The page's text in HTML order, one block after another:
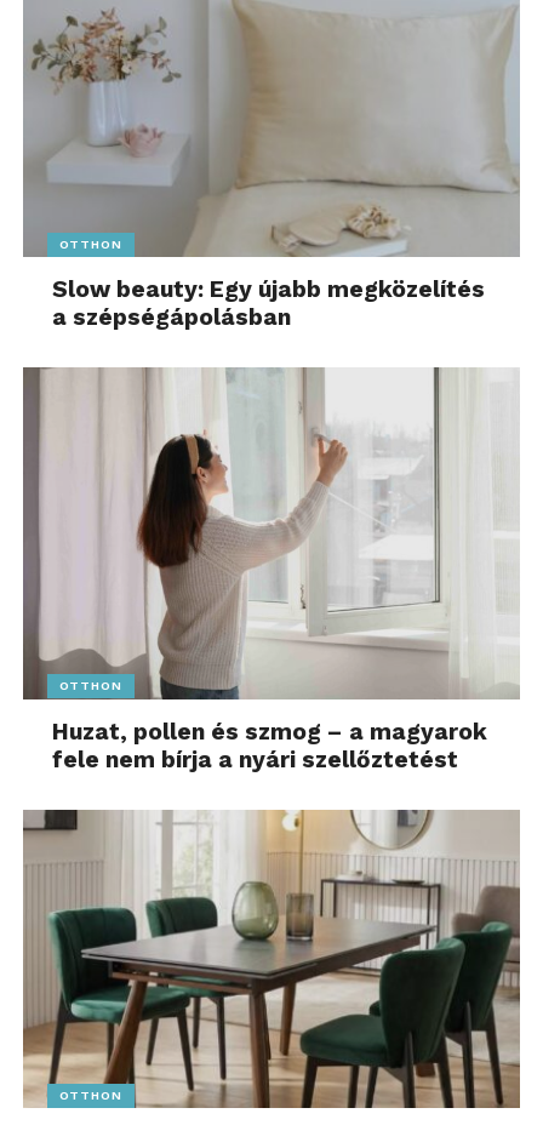
OTTHON
Slow beauty: Egy újabb megközelítés
a szépségápolásban
OTTHON
Huzat, pollen és szmog – a magyarok
fele nem bírja a nyári szellőztetést
OTTHON